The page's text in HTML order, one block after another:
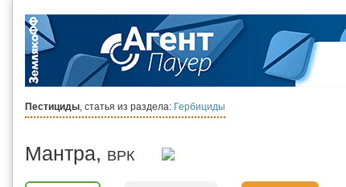
Пестициды, статья из раздела: Гербициды
Мантра, ВРК